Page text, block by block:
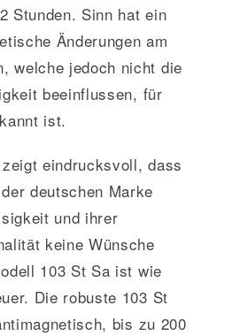
Stunden. Sinn hat ein
Änderungen am
welche jedoch nicht die
beeinflussen, für
ist.
eindrucksvoll, dass
deutschen Marke
und ihrer
keine Wünsche
103 St Sa ist wie
Die robuste 103 St
bis zu 200